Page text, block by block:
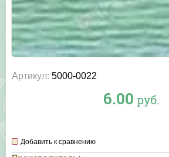
Артикул: 5000-0022
6.00 руб.
Добавить к сравнению